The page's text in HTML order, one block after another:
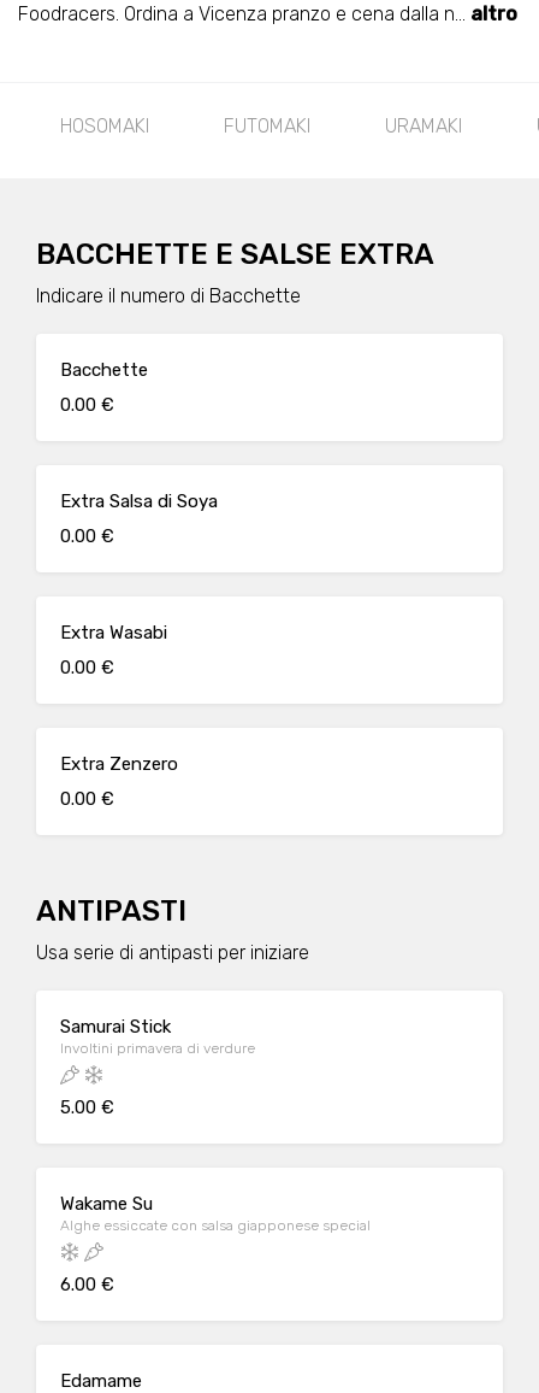
Foodracers. Ordina a Vicenza pranzo e cena dalla n... altro
URAMAKI URAMAKI SPECIAL NIGIRI
BACCHETTE E SALSE EXTRA
Indicare il numero di Bacchette
Bacchette
0.00 €
Extra Salsa di Soya
0.00 €
Extra Wasabi
0.00 €
Extra Zenzero
0.00 €
ANTIPASTI
Usa serie di antipasti per iniziare
Samurai Stick
Involtini primavera di verdure
5.00 €
Wakame Su
Alghe essiccate con salsa giapponese special
6.00 €
Edamame